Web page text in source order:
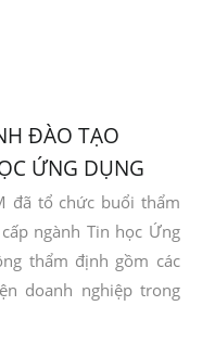
ĐÀO TẠO
ỨNG DỤNG
đã tổ chức buổi thẩm
ngành Tin học Ứng
thẩm định gồm các
doanh nghiệp trong